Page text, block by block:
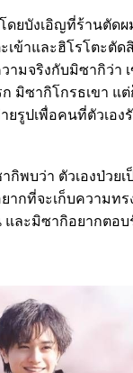
ยบังเอิญที่ร้านตัดผ
เข้าและฮิโรโตะตั
ามจริงกับมิซากิว่า
มิซากิโกรธเขา แ
ยรูปเพื่อคนที่ตัวเอง
พบว่า ตัวเองป่วย
ากที่จะเก็บความท
และมิซากิอยากตอ